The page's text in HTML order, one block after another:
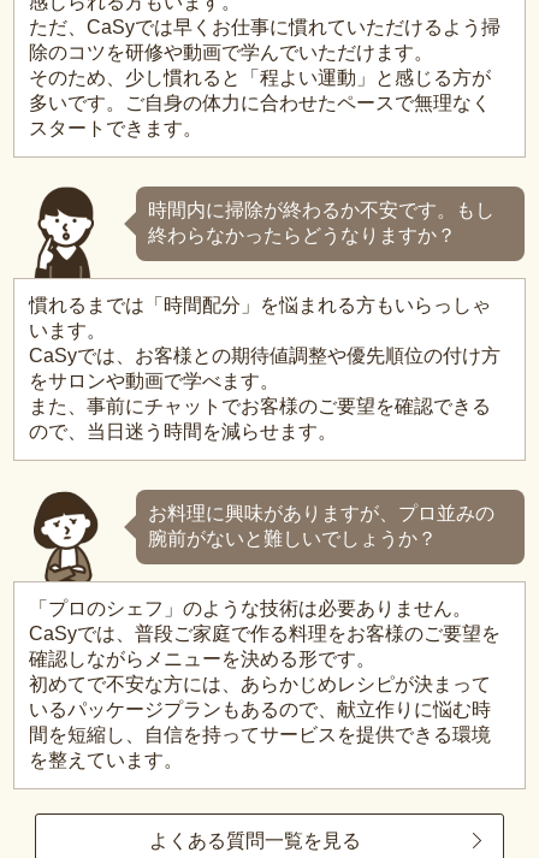
ただ、CaSyでは早くお仕事に慣れていただけるよう掃
除のコツを研修や動画で学んでいただけます。
そのため、少し慣れると「程よい運動」と感じる方が
多いです。ご自身の体力に合わせたペースで無理なく
スタートできます。
時間内に掃除が終わるか不安です。もし
終わらなかったらどうなりますか？
慣れるまでは「時間配分」を悩まれる方もいらっしゃ
います。
CaSyでは、お客様との期待値調整や優先順位の付け方
をサロンや動画で学べます。
また、事前にチャットでお客様のご要望を確認できる
ので、当日迷う時間を減らせます。
お料理に興味がありますが、プロ並みの
腕前がないと難しいでしょうか？
「プロのシェフ」のような技術は必要ありません。
CaSyでは、普段ご家庭で作る料理をお客様のご要望を
確認しながらメニューを決める形です。
初めてで不安な方には、あらかじめレシピが決まって
いるパッケージプランもあるので、献立作りに悩む時
間を短縮し、自信を持ってサービスを提供できる環境
を整えています。
よくある質問一覧を見る